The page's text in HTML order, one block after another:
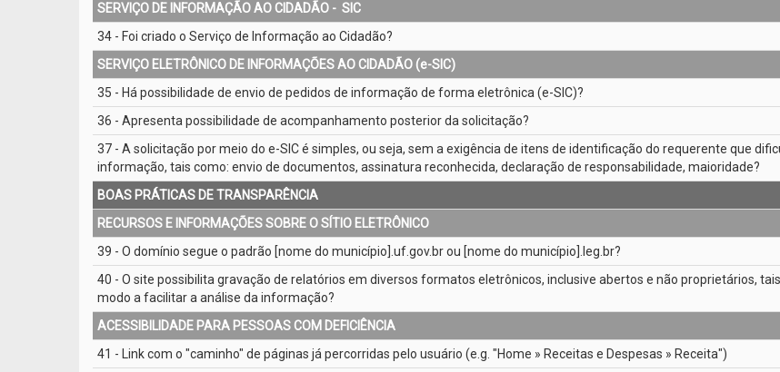
SERVIÇO DE INFORMAÇÃO AO CIDADÃO - ­ SIC
34 - Foi criado o Serviço de Informação ao Cidadão?
SERVIÇO ELETRÔNICO DE INFORMAÇÕES AO CIDADÃO (e­-SIC)
35 - Há possibilidade de envio de pedidos de informação de forma eletrônica (e­-SIC)?
36 - Apresenta possibilidade de acompanhamento posterior da solicitação?
37 - A solicitação por meio do e­-SIC é simples, ou seja, sem a exigência de itens de identificação do requerente que
informação, tais como: envio de documentos, assinatura reconhecida, declaração de responsabilidade, maioridade?
BOAS PRÁTICAS DE TRANSPARÊNCIA
RECURSOS E INFORMAÇÕES SOBRE O SÍTIO ELETRÔNICO
39 - O domínio segue o padrão [nome do município].uf.gov.br ou [nome do município].leg.br?
40 - O site possibilita gravação de relatórios em diversos formatos eletrônicos, inclusive abertos e não proprietários,
modo a facilitar a análise da informação?
ACESSIBILIDADE PARA PESSOAS COM DEFICIÊNCIA
41 - Link com o "caminho" de páginas já percorridas pelo usuário (e.g. "Home » Receitas e Despesas » Receita")